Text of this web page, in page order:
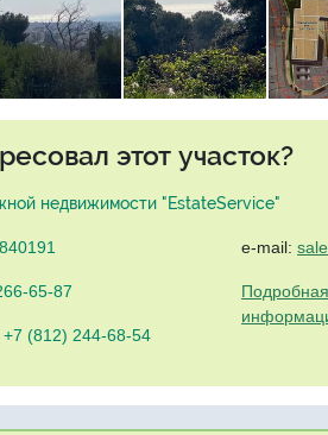
этот участок?
недвижимости "EstateService"
65-87
+7 (812) 244-68-54
e-mail: